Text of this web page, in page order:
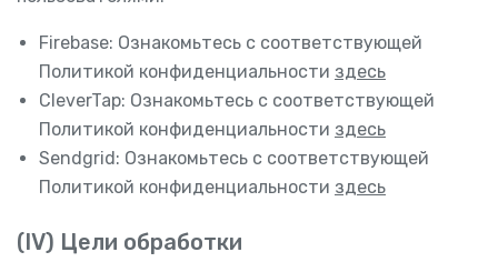
Firebase: Ознакомьтесь с соответствующей
Политикой конфиденциальности здесь
CleverTap: Ознакомьтесь с соответствующей
Политикой конфиденциальности здесь
Sendgrid: Ознакомьтесь с соответствующей
Политикой конфиденциальности здесь
(IV) Цели обработки